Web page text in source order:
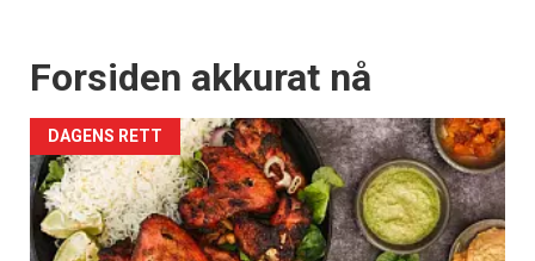
Forsiden akkurat nå
DAGENS RETT